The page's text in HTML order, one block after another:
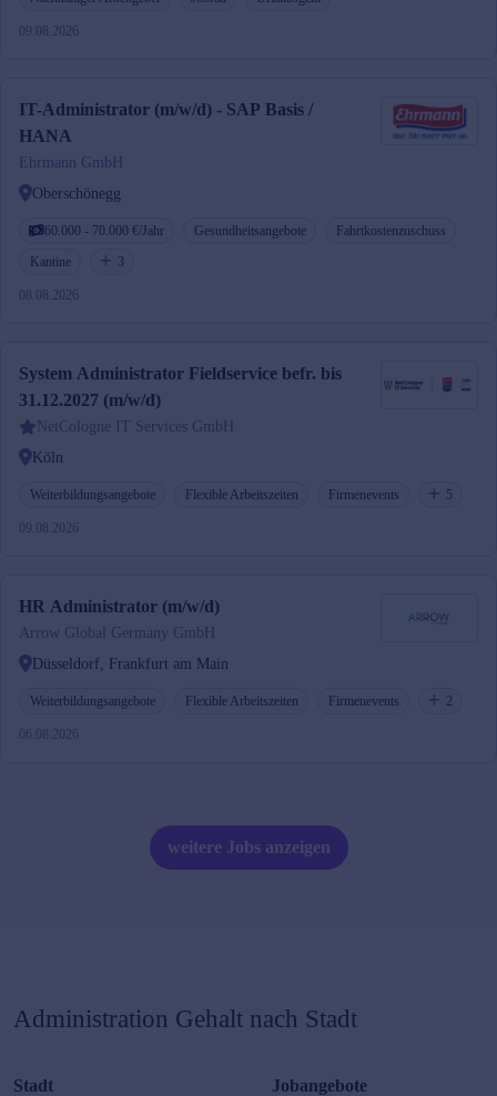
09.08.2026
IT-Administrator (m/w/d) - SAP Basis /
HANA
Ehrmann GmbH
Oberschönegg
60.000 - 70.000 €/Jahr Gesundheitsangebote
Fahrtkostenzuschuss
Kantine
3
08.08.2026
System Administrator Fieldservice befr. bis
31.12.2027 (m/w/d)
NetCologne IT Services GmbH
Köln
Weiterbildungsangebote Flexible Arbeitszeiten Firmenevents 5
09.08.2026
HR Administrator (m/w/d)
Arrow Global Germany GmbH
Düsseldorf, Frankfurt am Main
Weiterbildungsangebote Flexible Arbeitszeiten Firmenevents 2
06.08.2026
weitere Jobs anzeigen
Administration Gehalt nach Stadt
Stadt
Jobangebote